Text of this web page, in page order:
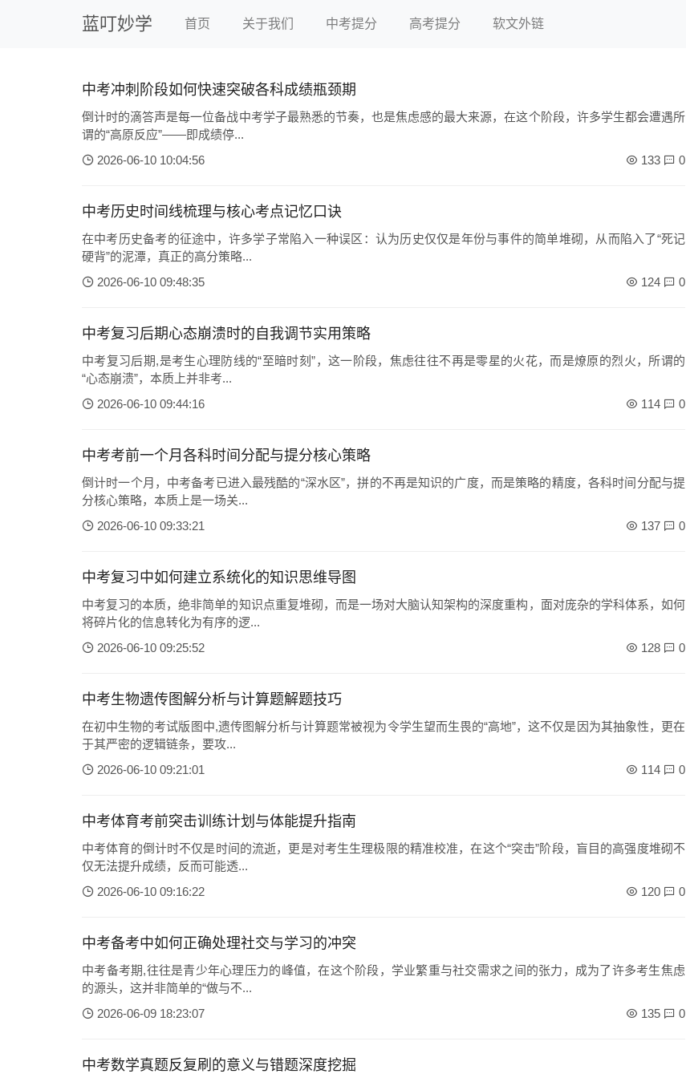
蓝叮妙学 首页 关于我们 中考提分 高考提分 软文外链
中考冲刺阶段如何快速突破各科成绩瓶颈期
倒计时的滴答声是每一位备战中考学子最熟悉的节奏，也是焦虑感的最大来源，在这个阶段，许多学生都会遭遇所
谓的“高原反应”——即成绩停...
2026-06-10 10:04:56
133 0
中考历史时间线梳理与核心考点记忆口诀
在中考历史备考的征途中，许多学子常陷入一种误区：认为历史仅仅是年份与事件的简单堆砌，从而陷入了“死记
硬背”的泥潭，真正的高分策略...
2026-06-10 09:48:35
124 0
中考复习后期心态崩溃时的自我调节实用策略
中考复习后期,是考生心理防线的“至暗时刻”，这一阶段，焦虑往往不再是零星的火花，而是燎原的烈火，所谓的
“心态崩溃”，本质上并非考...
2026-06-10 09:44:16
114 0
中考考前一个月各科时间分配与提分核心策略
倒计时一个月，中考备考已进入最残酷的“深水区”，拼的不再是知识的广度，而是策略的精度，各科时间分配与提
分核心策略，本质上是一场关...
2026-06-10 09:33:21
137 0
中考复习中如何建立系统化的知识思维导图
中考复习的本质，绝非简单的知识点重复堆砌，而是一场对大脑认知架构的深度重构，面对庞杂的学科体系，如何
将碎片化的信息转化为有序的逻...
2026-06-10 09:25:52
128 0
中考生物遗传图解分析与计算题解题技巧
在初中生物的考试版图中,遗传图解分析与计算题常被视为令学生望而生畏的“高地”，这不仅是因为其抽象性，更在
于其严密的逻辑链条，要攻...
2026-06-10 09:21:01
114 0
中考体育考前突击训练计划与体能提升指南
中考体育的倒计时不仅是时间的流逝，更是对考生生理极限的精准校准，在这个“突击”阶段，盲目的高强度堆砌不
仅无法提升成绩，反而可能透...
2026-06-10 09:16:22
120 0
中考备考中如何正确处理社交与学习的冲突
中考备考期,往往是青少年心理压力的峰值，在这个阶段，学业繁重与社交需求之间的张力，成为了许多考生焦虑
的源头，这并非简单的“做与不...
2026-06-09 18:23:07
135 0
中考数学真题反复刷的意义与错题深度挖掘